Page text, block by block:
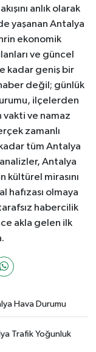
anlık olarak
yaşanan Antalya
ekonomik
ve güncel
kadar geniş bir
değil; günlük
ilçelerden
ve namaz
zamanlı
tüm Antalya
Antalya
mirasını
hafızası olmaya
habercilik
akla gelen ilk
Hava Durumu
Trafik Yoğunluk